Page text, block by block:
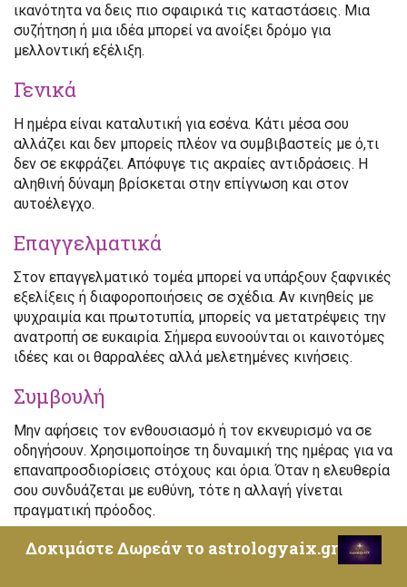
ικανότητα να δεις πιο σφαιρικά τις καταστάσεις. Μια
συζήτηση ή μια ιδέα μπορεί να ανοίξει δρόμο για
μελλοντική εξέλιξη.
Γενικά
Η ημέρα είναι καταλυτική για εσένα. Κάτι μέσα σου
αλλάζει και δεν μπορείς πλέον να συμβιβαστείς με ό,τι
δεν σε εκφράζει. Απόφυγε τις ακραίες αντιδράσεις. Η
αληθινή δύναμη βρίσκεται στην επίγνωση και στον
αυτοέλεγχο.
Επαγγελματικά
Στον επαγγελματικό τομέα μπορεί να υπάρξουν ξαφνικές
εξελίξεις ή διαφοροποιήσεις σε σχέδια. Αν κινηθείς με
ψυχραιμία και πρωτοτυπία, μπορείς να μετατρέψεις την
ανατροπή σε ευκαιρία. Σήμερα ευνοούνται οι καινοτόμες
ιδέες και οι θαρραλέες αλλά μελετημένες κινήσεις.
Συμβουλή
Μην αφήσεις τον ενθουσιασμό ή τον εκνευρισμό να σε
οδηγήσουν. Χρησιμοποίησε τη δυναμική της ημέρας για να
επαναπροσδιορίσεις στόχους και όρια. Όταν η ελευθερία
σου συνδυάζεται με ευθύνη, τότε η αλλαγή γίνεται
πραγματική πρόοδος.
Ιχθύες – Ημερήσιο Ωροσκόπιο 16
Δοκιμάστε Δωρεάν το astrologyaix.gr